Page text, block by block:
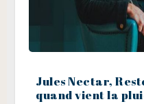
Jules Nectar,
quand vient la